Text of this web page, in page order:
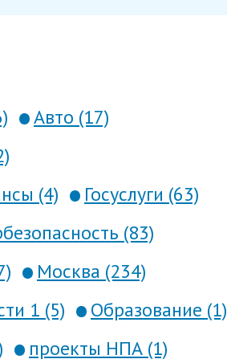
Авто (17)
(4)
Госуслуги (63)
(83)
Москва (234)
1 (5)
Образование (1)
проекты НПА (1)